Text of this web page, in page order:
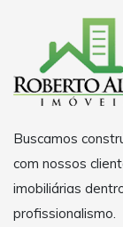
Buscamos
com nossos
imobiliárias
profissionalismo.